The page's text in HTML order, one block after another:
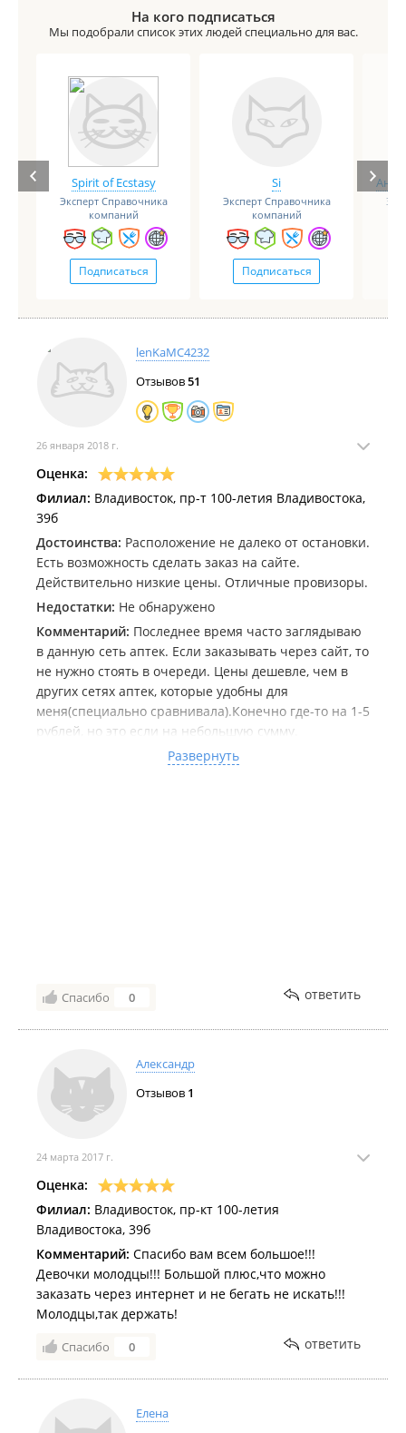
хорошая аптека, переодически заказываем через
приложение конечно , разную продукцию .
На кого подписаться
Мы подобрали список этих людей специально для вас.
Spirit of Ecstasy
Эксперт Справочника
компаний
Подписаться
Si
Эксперт Справочника
компаний
Подписаться
lenKaMC4232
Отзывов51
26 января 2018 г.
Оценка:
Филиал: Владивосток, пр-т 100-летия Владивостока,
39б
Достоинства: Расположение не далеко от остановки.
Есть возможность сделать заказ на сайте.
Действительно низкие цены. Отличные провизоры.
Недостатки: Не обнаружено
Комментарий: Последнее время часто заглядываю
в данную сеть аптек. Если заказывать через сайт, то
не нужно стоять в очереди. Цены дешевле, чем в
других сетях аптек, которые удобны для
меня(специально сравнивала).Конечно где-то на 1-5
рублей, но это если на небольшую сумму.
Заказывала кальцемин-120 таблеток. В других сетях
он стоил 770-800 рублей, я же заказала за 696
Развернуть
Спасибо 0 ответить
Александр
Отзывов 1
24 марта 2017 г.
Оценка:
Филиал: Владивосток, пр-кт 100-летия
Владивостока, 39б
Комментарий: Спасибо вам всем большое!!!
Девочки молодцы!!! Большой плюс,что можно
заказать через интернет и не бегать не искать!!!
Молодцы,так держать!
Спасибо 0 ответить
Елена